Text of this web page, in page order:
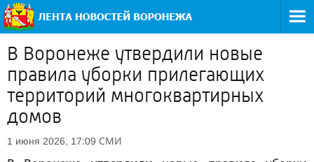
В Воронеже утвердили новые
правила уборки прилегающих
территорий многоквартирных
домов
1 июня 2026, 17:09 СМИ